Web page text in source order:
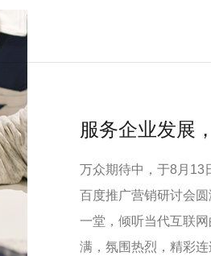
服务企业发展
万众期待中，于8月
百度推广营销研讨会
一堂，倾听当代互联
满，氛围热烈，精彩连